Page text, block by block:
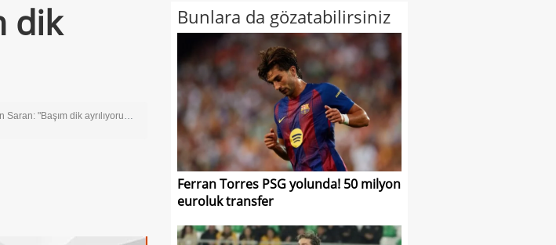
dik
Saran: "Başım dik ayrılıyorum"
Bunlara da gözatabilirsiniz
Ferran Torres PSG yolunda! 50 milyon
euroluk transfer